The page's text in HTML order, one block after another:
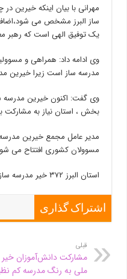
مهرانی با بیان اینکه
ساز البرز مشخص می
یک توفیق الهی است که رهبر
وی ادامه داد: همراهی و
مدرسه ساز است زیرا خیرین
بخش ، استان نیاز به مشارکت
مدیر عامل مجمع خیرین مدرسه
مسوولان کشوری افتتاح می
استان البرز ۳۷۲ خیر مدرسه ساز فعال دارد.
اشتراک گذاری
قبلی
مشارکت دانش‌آموزان
ملی به رنگ مدرسه کم